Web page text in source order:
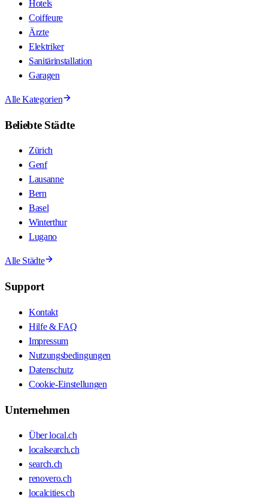
Hotels
Coiffeure
Ärzte
Elektriker
Sanitärinstallation
Garagen
Alle Kategorien
Beliebte Städte
Zürich
Genf
Lausanne
Bern
Basel
Winterthur
Lugano
Alle Städte
Support
Kontakt
Hilfe & FAQ
Impressum
Nutzungsbedingungen
Datenschutz
Cookie-Einstellungen
Unternehmen
Über local.ch
localsearch.ch
search.ch
renovero.ch
localcities.ch